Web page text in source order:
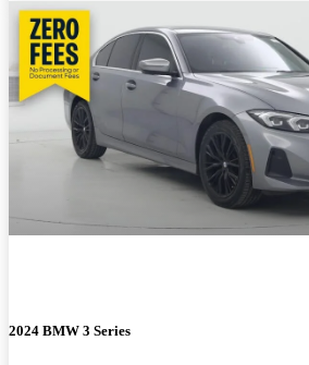
2024 BMW 3 Series